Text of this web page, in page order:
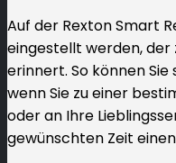
Auf der Rexton Smart
eingestellt werden, der
erinnert. So können
wenn Sie zu einer
oder an Ihre
gewünschten Zeit